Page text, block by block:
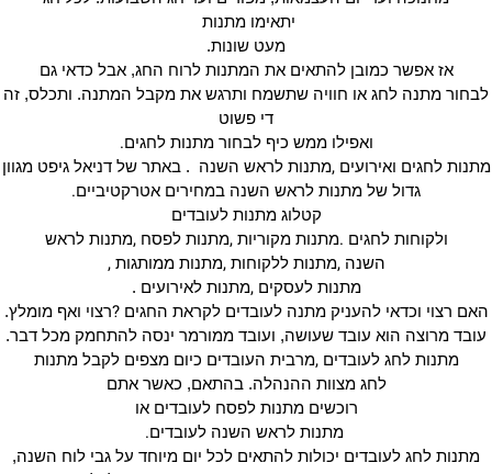
יתאימו מתנות
מעט שונות.
אז אפשר כמובן להתאים את המתנות לרוח החג, אבל כדאי גם
לבחור מתנה לחג או חוויה שתשמח ותרגש את מקבל המתנה. ותכלס, זה
די פשוט
ואפילו ממש כיף לבחור מתנות לחגים.
מתנות לחגים ואירועים ,מתנות לראש השנה . באתר של דניאל גיפט מגוון
גדול של מתנות לראש השנה במחירים אטרקטיביים.
קטלוג מתנות לעובדים
ולקוחות לחגים .מתנות מקוריות ,מתנות לפסח ,מתנות לראש
השנה ,מתנות ללקוחות ,מתנות ממותגות ,
מתנות לעסקים ,מתנות לאירועים .
האם רצוי וכדאי להעניק מתנה לעובדים לקראת החגים ?רצוי ואף מומלץ.
עובד מרוצה הוא עובד שעושה, ועובד ממורמר ינסה להתחמק מכל דבר.
מתנות לחג לעובדים ,מרבית העובדים כיום מצפים לקבל מתנות
לחג מצוות ההנהלה. בהתאם, כאשר אתם
רוכשים מתנות לפסח לעובדים או
מתנות לראש השנה לעובדים.
מתנות לחג לעובדים יכולות להתאים לכל יום מיוחד על גבי לוח השנה,